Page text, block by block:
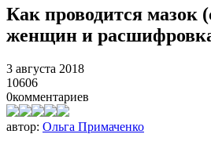
Как проводится мазок
женщин и расшифровка
3 августа 2018
10606
0комментариев
автор: Ольга Примаченко